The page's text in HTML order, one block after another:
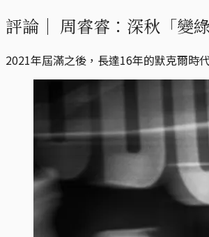
評論｜ 周睿睿：深秋「變
2021年屆滿之後，長達16年的默克爾時